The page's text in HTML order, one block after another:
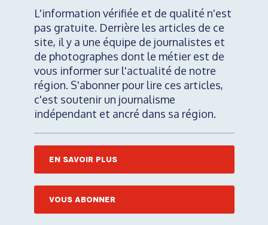
L'information vérifiée et de qualité n'est
pas gratuite. Derrière les articles de ce
site, il y a une équipe de journalistes et
de photographes dont le métier est de
vous informer sur l'actualité de notre
région. S'abonner pour lire ces articles,
c'est soutenir un journalisme
indépendant et ancré dans sa région.
EN SAVOIR PLUS
VOUS ABONNER